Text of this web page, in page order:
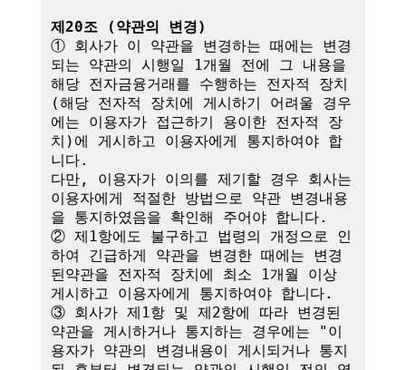
제20조 (약관의 변경)
① 회사가 이 약관을 변경하는 때에는 변경
되는 약관의 시행일 1개월 전에 그 내용을
해당 전자금융거래를 수행하는 전자적 장치
(해당 전자적 장치에 게시하기 어려울 경우
에는 이용자가 접근하기 용이한 전자적 장
치)에 게시하고 이용자에게 통지하여야 합
니다.
다만, 이용자가 이의를 제기할 경우 회사는
이용자에게 적절한 방법으로 약관 변경내용
을 통지하였음을 확인해 주어야 합니다.
② 제1항에도 불구하고 법령의 개정으로 인
하여 긴급하게 약관을 변경한 때에는 변경
된약관을 전자적 장치에 최소 1개월 이상
게시하고 이용자에게 통지하여야 합니다.
③ 회사가 제1항 및 제2항에 따라 변경된
약관을 게시하거나 통지하는 경우에는 "이
용자가 약관의 변경내용이 게시되거나 통지